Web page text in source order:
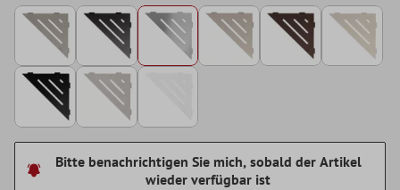
Bitte benachrichtigen Sie mich, sobald der Artikel
wieder verfügbar ist